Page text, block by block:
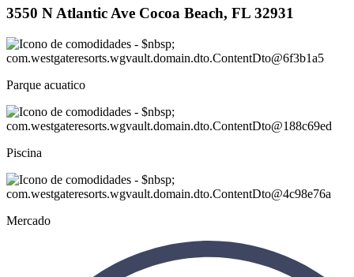
3550 N Atlantic Ave Cocoa Beach, FL 32931
Parque acuatico
Piscina
Mercado